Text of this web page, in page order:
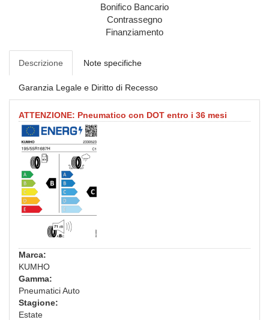
Bonifico Bancario
Contrassegno
Finanziamento
Descrizione Note specifiche
Garanzia Legale e Diritto di Recesso
ATTENZIONE: Pneumatico con DOT entro i 36 mesi
Marca:
KUMHO
Gamma:
Pneumatici Auto
Stagione:
Estate